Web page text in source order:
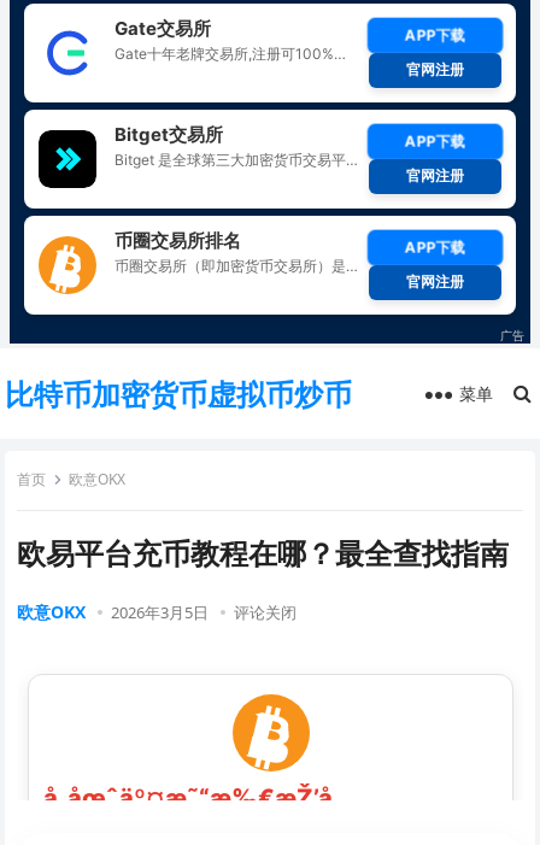
比特币加密货币虚拟币炒币 菜单
首页 欧意OKX
欧易平台充币教程在哪？最全查找指南
欧意OKX 2026年3月5日 评论关闭